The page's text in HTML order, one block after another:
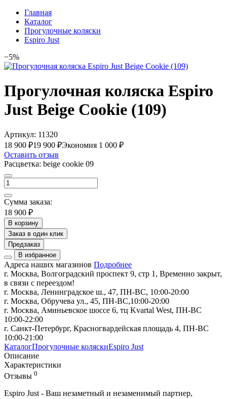
Главная
Каталог
Прогулочные коляски
Espiro Just
−5%
Прогулочная коляска Espiro
Just Beige Cookie (109)
Артикул: 11320
18 900 ₽19 900 ₽Экономия 1 000 ₽
Оставить отзыв
Расцветка: beige cookie 09
Сумма заказа:
18 900 ₽
В корзину
Заказ в один клик
Предзаказ
В избранное
Адреса наших магазинов Подробнее
г. Москва, Волгоградский проспект 9, стр 1, Временно закрыт,
в связи с переездом!
г. Москва, Ленинградское ш., 47, ПН-ВС, 10:00-20:00
г. Москва, Обручева ул., 45, ПН-ВС,10:00-20:00
г. Москва, Аминьевское шоссе 6, тц Kvartal West, ПН-ВС
10:00-22:00
г. Санкт-Петербург, Красногвардейская площадь 4, ПН-ВС
10:00-21:00
КаталогПрогулочные коляскиEspiro Just
Описание
Характеристики
Отзывы 0
Espiro Just - Ваш незаметный и незаменимый партнер,